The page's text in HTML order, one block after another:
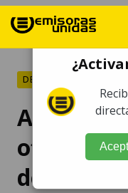
DEPORTES
Adidas
oficial
de la